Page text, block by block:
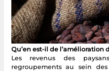
Qu’en est-il de l’amélioration
Les revenus des
regroupements au sein